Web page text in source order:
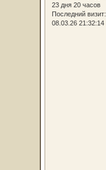
23 дня 20 часов
Последний визит:
08.03.26 21:32:14